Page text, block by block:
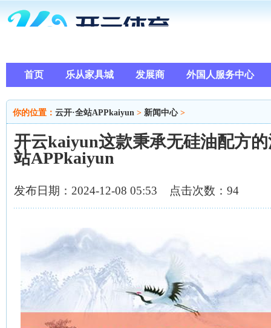
首页 乐从家具城 发展商 外国人服务中心
你的位置： 云开·全站APPkaiyun > 新闻中心>
开云kaiyun这款秉承无硅油配方的
站APPkaiyun
发布日期：2024-12-08 05:53 点击次数：94